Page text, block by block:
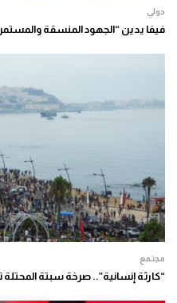
دولي
فيفا يدين “الجهود المنسقة
مجتمع
“كارثة إنسانية”.. صرخة سبتة